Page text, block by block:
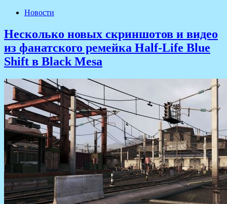
Новости
Несколько новых скриншотов и видео
из фанатского ремейка Half-Life Blue
Shift в Black Mesa